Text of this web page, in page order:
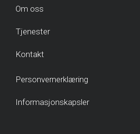
Om oss
Tjenester
Kontakt
Personvernerklæring
Informasjonskapsler